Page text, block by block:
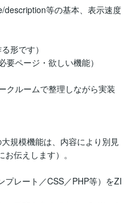
description等の基本、表示速度
形です）
ページ・欲しい機能）
クルームで整理しながら実装
規模機能は、内容により別見
伝えします）。
レート／CSS／PHP等）をZI